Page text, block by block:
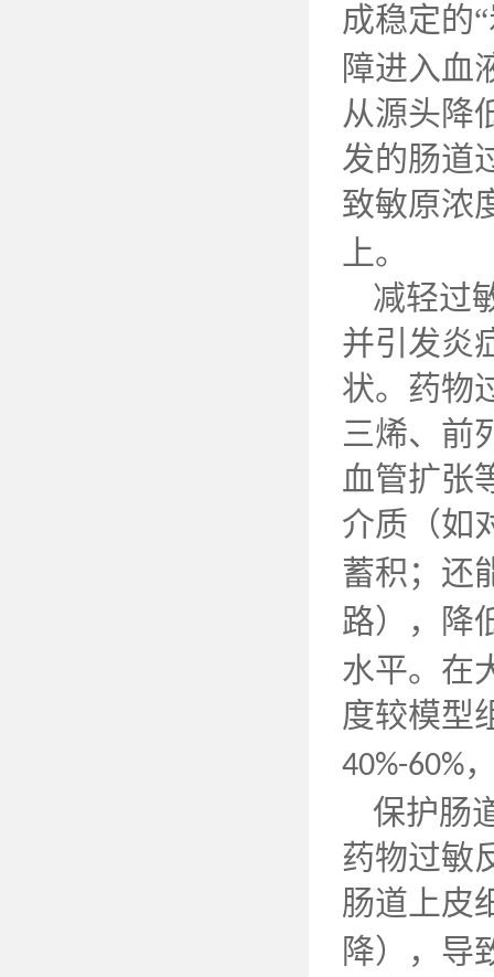
成稳定的
障进入血
从源头降
发的肠道
致敏原浓
上。
减轻过
并引发炎
状。药物
三烯、前
血管扩张
介质（如
蓄积；还
路），降
水平。在
度较模型
40%-60%
保护肠
药物过敏
肠道上皮
降），导